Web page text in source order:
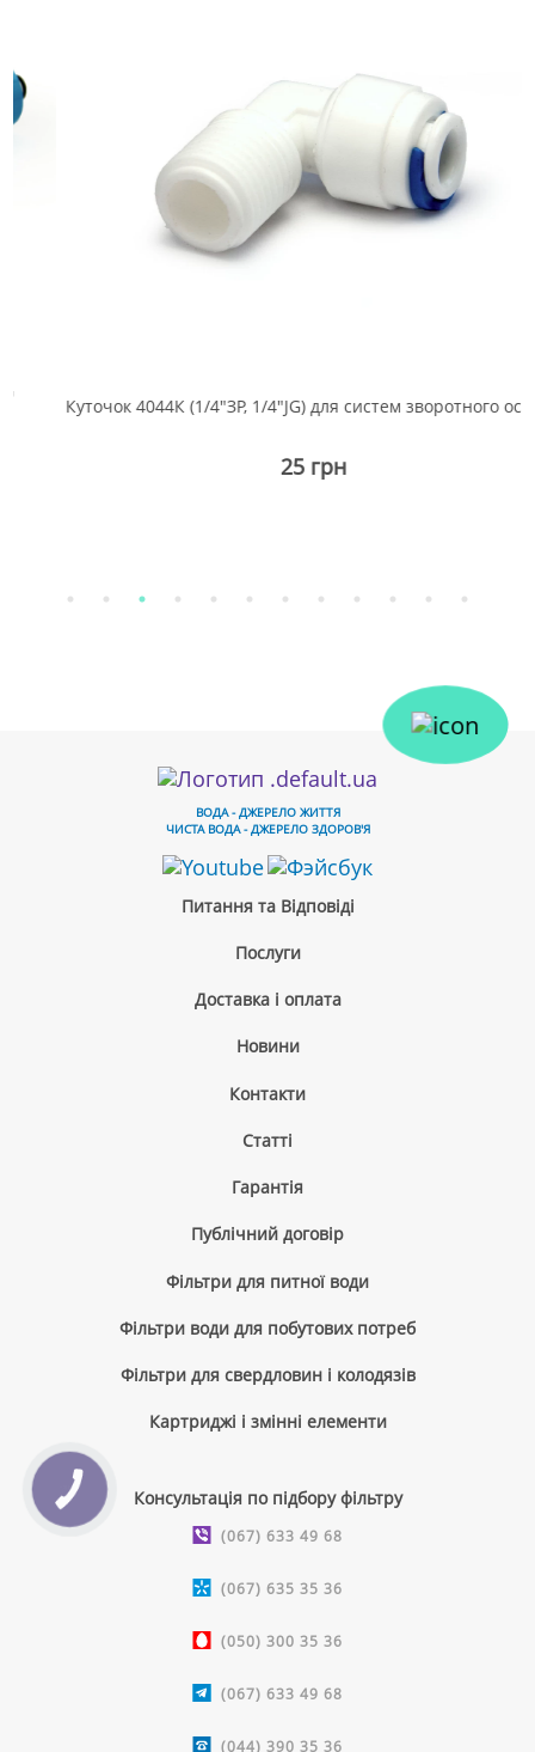
Куточок 4044К (1/4"ЗР, 1/4"JG) для систем зворотного осмосу
25 грн
ВОДА - ДЖЕРЕЛО ЖИТТЯ
ЧИСТА ВОДА - ДЖЕРЕЛО ЗДОРОВ'Я
Питання та Відповіді
Послуги
Доставка і оплата
Новини
Контакти
Cтатті
Гарантія
Публічний договір
Фільтри для питної води
Фільтри води для побутових потреб
Фільтри для свердловин і колодязів
Картриджі і змінні елементи
Консультація по підбору фільтру
(067) 633 49 68
(067) 635 35 36
(050) 300 35 36
(067) 633 49 68
(044) 390 35 36
КНОПКА
ЗВ'ЯЗКУ